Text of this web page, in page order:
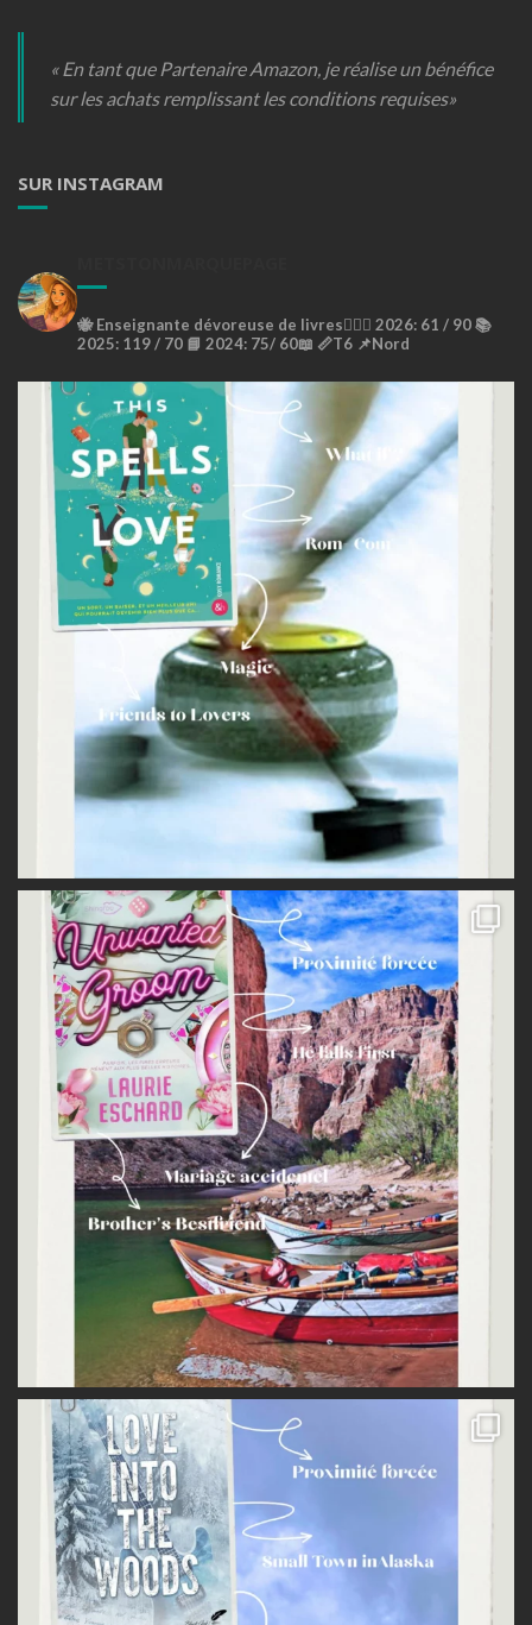
« En tant que Partenaire Amazon, je réalise un bénéfice
sur les achats remplissant les conditions requises»
SUR INSTAGRAM
🐝Enseignante dévoreuse de livres🙇🏼‍♀️ 2026: 61 / 90 📚
2025: 119 / 70 📘 2024: 75/ 60📖 📏T6 📌Nord